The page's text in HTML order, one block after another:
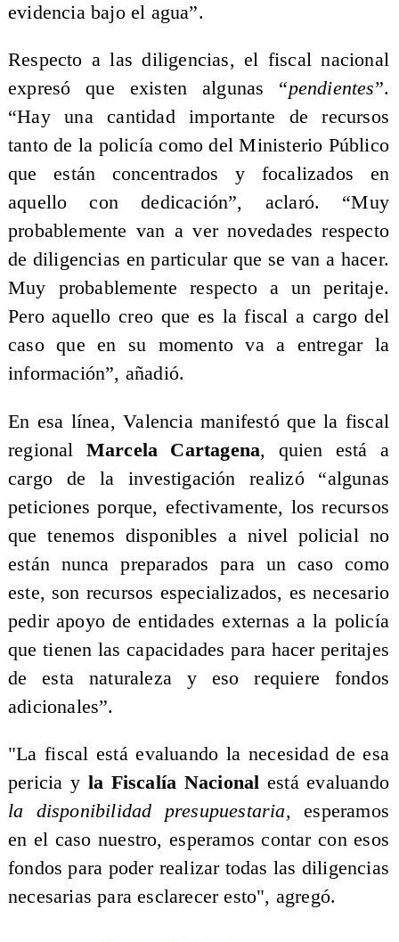
evidencia bajo el agua”.
Respecto a las diligencias, el fiscal nacional
expresó que existen algunas “pendientes”.
“Hay una cantidad importante de recursos
tanto de la policía como del Ministerio Público
que están concentrados y focalizados en
aquello con dedicación”, aclaró. “Muy
probablemente van a ver novedades respecto
de diligencias en particular que se van a hacer.
Muy probablemente respecto a un peritaje.
Pero aquello creo que es la fiscal a cargo del
caso que en su momento va a entregar la
información”, añadió.
En esa línea, Valencia manifestó que la fiscal
regional Marcela Cartagena, quien está a
cargo de la investigación realizó “algunas
peticiones porque, efectivamente, los recursos
que tenemos disponibles a nivel policial no
están nunca preparados para un caso como
este, son recursos especializados, es necesario
pedir apoyo de entidades externas a la policía
que tienen las capacidades para hacer peritajes
de esta naturaleza y eso requiere fondos
adicionales”.
"La fiscal está evaluando la necesidad de esa
pericia y la Fiscalía Nacional está evaluando
la disponibilidad presupuestaria, esperamos
en el caso nuestro, esperamos contar con esos
fondos para poder realizar todas las diligencias
necesarias para esclarecer esto", agregó.